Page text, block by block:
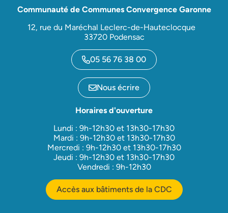
Communauté de Communes Convergence Garonne
12, rue du Maréchal Leclerc-de-Hauteclocque
33720 Podensac
05 56 76 38 00
Nous écrire
Horaires d'ouverture
Lundi : 9h-12h30 et 13h30-17h30
Mardi : 9h-12h30 et 13h30-17h30
Mercredi : 9h-12h30 et 13h30-17h30
Jeudi : 9h-12h30 et 13h30-17h30
Vendredi : 9h-12h30
Accès aux bâtiments de la CDC